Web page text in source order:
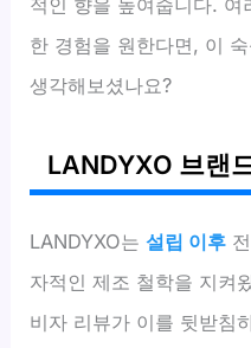
한 경험을 원한다면, 이
생각해보셨나요?
LANDYXO 브랜
LANDYXO는설립 이후
자적인 제조 철학을 지켜
비자 리뷰가 이를 뒷받침